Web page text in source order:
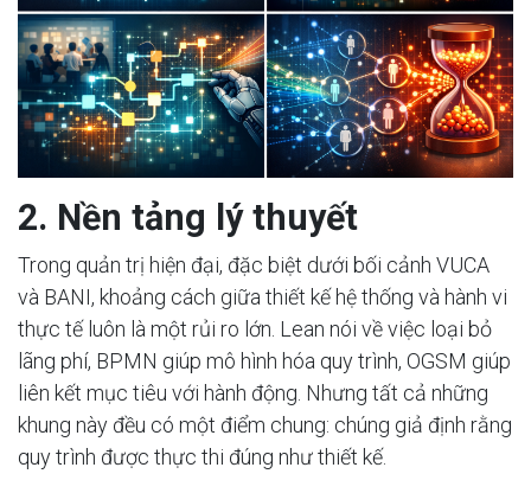
2. Nền tảng lý thuyết
Trong quản trị hiện đại, đặc biệt dưới bối cảnh VUCA
và BANI, khoảng cách giữa thiết kế hệ thống và hành vi
thực tế luôn là một rủi ro lớn. Lean nói về việc loại bỏ
lãng phí, BPMN giúp mô hình hóa quy trình, OGSM giúp
liên kết mục tiêu với hành động. Nhưng tất cả những
khung này đều có một điểm chung: chúng giả định rằng
quy trình được thực thi đúng như thiết kế.